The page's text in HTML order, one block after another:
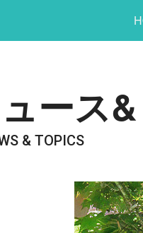
ース
& TOPICS